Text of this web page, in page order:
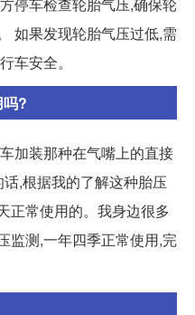
如果发现轮胎气压过低,需
车安全。
?
加装那种在气嘴上的直接
,根据我的了解这种胎压
正常使用的。我身边很多
监测,一年四季正常使用,完